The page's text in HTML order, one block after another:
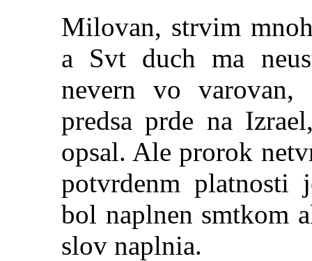
Milovan, strvim
a Svt duch ma
nevern vo
predsa prde na
opsal. Ale prorok
potvrdenm platnosti
bol naplnen smtkom
slov naplnia.